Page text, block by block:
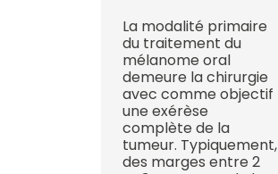
La modalité primaire
du traitement du
mélanome oral
demeure la chirurgie
avec comme objectif
une exérèse
complète de la
tumeur. Typiquement,
des marges entre 2